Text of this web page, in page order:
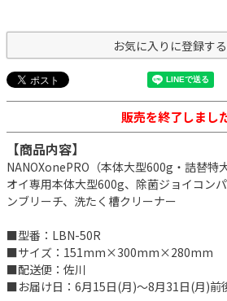
お気に入りに登録する
販売を終了しまし
【商品内容】
NANOXonePRO（本体大型600g・詰替特
オイ専用本体大型600g、除菌ジョイコン
ンブリーチ、洗たく槽クリーナー
■型番：LBN-50R
■サイズ：151mm×300mm×280mm
■配送便：佐川
■お届け日：6月15日(月)～8月31日(月)前